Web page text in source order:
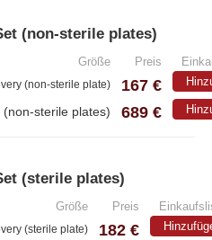
(non-sterile plates)
Größe Preis
(non-sterile plate) 167 €
(non-sterile plates) 689 €
(sterile plates)
Größe Preis
(sterile plate) 182 €